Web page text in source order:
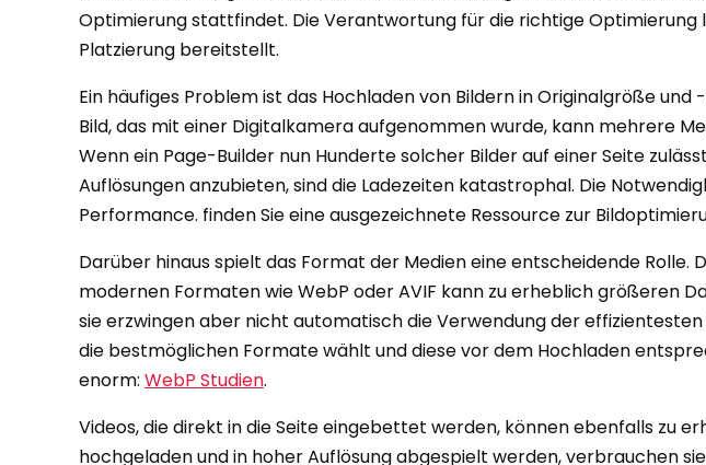
Optimierung stattfindet. Die Verantwortung für die richtige
Platzierung bereitstellt.
Ein häufiges Problem ist das Hochladen von Bildern in Originalgröße
Bild, das mit einer Digitalkamera aufgenommen wurde, kann mehrere
Wenn ein Page-Builder nun Hunderte solcher Bilder auf einer Seite
Auflösungen anzubieten, sind die Ladezeiten katastrophal. Die
Performance. finden Sie eine ausgezeichnete Ressource zur
Darüber hinaus spielt das Format der Medien eine entscheidende
modernen Formaten wie WebP oder AVIF kann zu erheblich größeren
sie erzwingen aber nicht automatisch die Verwendung der
die bestmöglichen Formate wählt und diese vor dem Hochladen
enorm: WebP Studien.
Videos, die direkt in die Seite eingebettet werden, können ebenfalls zu
hochgeladen und in hoher Auflösung abgespielt werden, verbrauchen